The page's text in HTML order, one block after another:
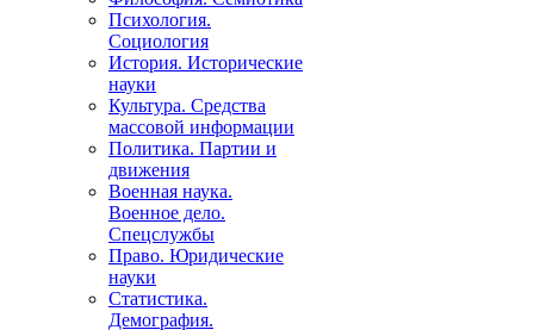
Психология.
Социология
История. Исторические
науки
Культура. Средства
массовой информации
Политика. Партии и
движения
Военная наука.
Военное дело.
Спецслужбы
Право. Юридические
науки
Статистика.
Демография.